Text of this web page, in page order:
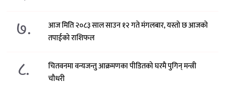
७.
आज मिति २०८३ साल साउन १२ गते मंगलबार, यस्तो छ आजको
तपाईको राशिफल
८.
चितवनमा वन्यजन्तु आक्रमणका पीडितको घरमै पुगिन् मन्त्री
चौधरी